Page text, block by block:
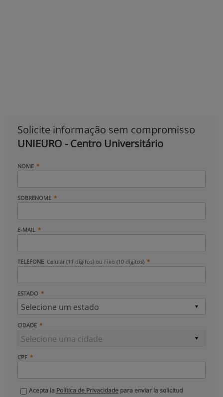
Solicite informação sem compromisso
UNIEURO - Centro Universitário
NOME
SOBRENOME
E-MAIL
TELEFONE Celular (11 dígitos) ou Fixo (10 dígitos)
ESTADO
CIDADE
CPF
Acepta la Política de Privacidade para enviar la solicitud